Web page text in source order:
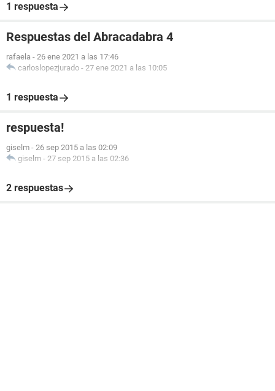
1 respuesta
Respuestas del Abracadabra 4
rafaela - 26 ene 2021 a las 17:46
carloslopezjurado - 27 ene 2021 a las 10:05
1 respuesta
respuesta!
giselm - 26 sep 2015 a las 02:09
giselm - 27 sep 2015 a las 02:36
2 respuestas